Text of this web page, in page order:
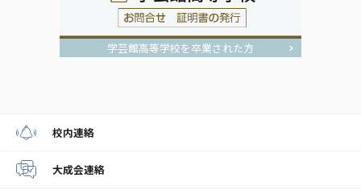
学芸館高等学校を卒業された方
校内連絡
大成会連絡